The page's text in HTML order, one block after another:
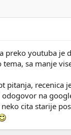
preko youtuba je
sa manje
pitanja, recenica
odogovor na
neko cita starije